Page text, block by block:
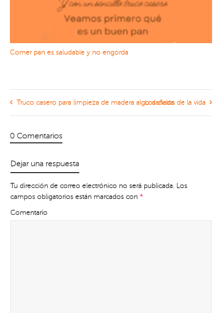
Comer pan es saludable y no engorda
Truco casero para limpieza de madera algo dañadaLos ciclos de la vida
0 Comentarios
Dejar una respuesta
Tu dirección de correo electrónico no será publicada. Los
campos obligatorios están marcados con *
Comentario